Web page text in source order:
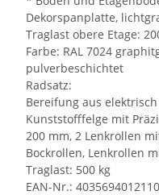
Dekorspanplatte,
Traglast obere Etage:
Farbe: RAL 7024
pulverbeschichtet
Radsatz:
Bereifung aus
Kunststofffelge mit
200 mm, 2 Lenkrollen
Bockrollen, Lenkrollen
Traglast: 500 kg
EAN-Nr.: 4035694012110